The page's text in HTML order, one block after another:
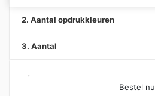
2. Aantal opdrukkleuren
3. Aantal
Bestel nu